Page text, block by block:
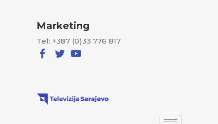
Marketing
Tel: +387 (0)33 776 817